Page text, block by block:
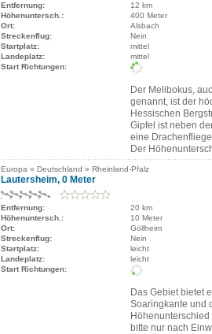
Entfernung:
12 km
Höhenuntersch.:
400 Meter
Ort:
Alsbach
Streckenflug:
Nein
Startplatz:
mittel
Landeplatz:
mittel
Start Richtungen:
Der Melibokus,
genannt, ist der
Hessischen
Gipfel ist neben
eine
Der
Europa » Deutschland » Rheinland-Pfalz
Lautersheim, 0 Meter
Entfernung:
20 km
Höhenuntersch.:
10 Meter
Ort:
Göllheim
Streckenflug:
Nein
Startplatz:
leicht
Landeplatz:
leicht
Start Richtungen:
Das Gebiet bietet
Soaringkante und
bitte nur nach